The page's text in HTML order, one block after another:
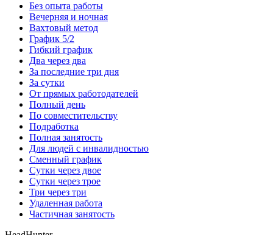
Без опыта работы
Вечерняя и ночная
Вахтовый метод
График 5/2
Гибкий график
Два через два
За последние три дня
За сутки
От прямых работодателей
Полный день
По совместительству
Подработка
Полная занятость
Для людей с инвалидностью
Сменный график
Сутки через двое
Сутки через трое
Три через три
Удаленная работа
Частичная занятость